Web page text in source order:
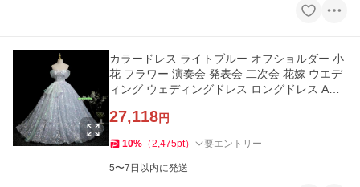
カラードレス ライトブルー オフショルダー 小
花 フラワー 演奏会 発表会 二次会 花嫁 ウエデ
ィング ウェディングドレス ロングドレス Aラ
27,118円
10% （2,475pt） 要エントリー
5〜7日以内に発送